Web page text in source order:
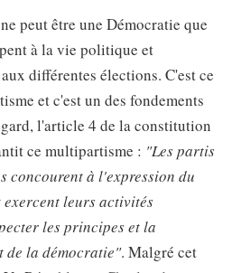
peut être une Démocratie que
à la vie politique et
différentes élections. C'est ce
et c'est un des fondements
l'article 4 de la constitution
ce multipartisme : "Les partis
concourent à l'expression du
exercent leurs activités
les principes et la
de la démocratie". Malgré cet